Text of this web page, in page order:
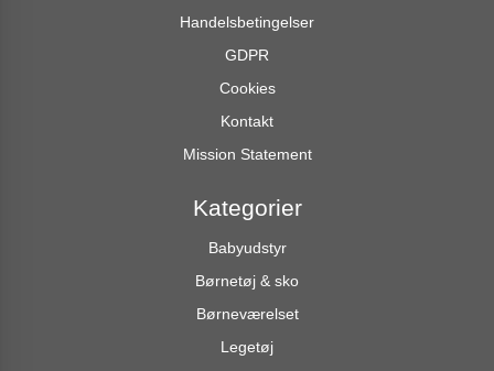
Handelsbetingelser
GDPR
Cookies
Kontakt
Mission Statement
Kategorier
Babyudstyr
Børnetøj & sko
Børneværelset
Legetøj